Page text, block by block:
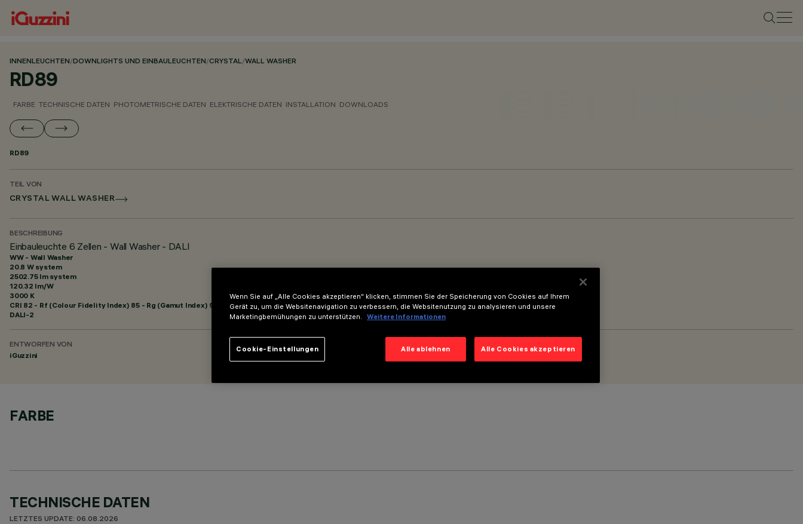
INNENLEUCHTEN/DOWNLIGHTS UND EINBAULEUCHTEN/CRYSTAL/WALL WASHER
RD89
FARBE TECHNISCHE DATEN PHOTOMETRISCHE DATEN ELEKTRISCHE DATEN INSTALLATION DOWNLOADS
RD89
TEIL VON
CRYSTAL WALL WASHER
BESCHREIBUNG
Einbauleuchte 6 Zellen - Wall Washer - DALI
WW - Wall Washer
20.8 W system
2502.75 lm system
120.32 lm/W
3000 K
CRI 82 - Rf (Colour Fidelity Index) 85 - Rg (Gamut Index) 95
DALI-2
ENTWORFEN VON
iGuzzini
FARBE
TECHNISCHE DATEN
LETZTES UPDATE: 06.08.2026
Wenn Sie auf „Alle Cookies akzeptieren“ klicken, stimmen Sie der Speicherung von Cookies auf Ihrem
Gerät zu, um die Websitenavigation zu verbessern, die Websitenutzung zu analysieren und unsere
Marketingbemühungen zu unterstützen.
Weitere Informationen
Alle ablehnen Alle Cookies akzeptieren
Cookie-Einstellungen